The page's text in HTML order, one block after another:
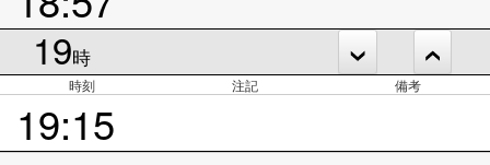
19時
時刻 注記 備考
19:15